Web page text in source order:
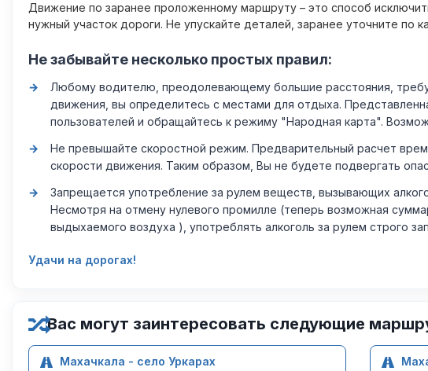
Движение по заранее проложенному маршруту – это способ
нужный участок дороги. Не упускайте деталей, заранее уточните по
Не забывайте несколько простых правил:
Любому водителю, преодолевающему большие расстояния,
движения, вы определитесь с местами для отдыха.
пользователей и обращайтесь к режиму "Народная карта".
Не превышайте скоростной режим. Предварительный расчет
скорости движения. Таким образом, Вы не будете подвергать
Запрещается употребление за рулем веществ, вызывающих
Несмотря на отмену нулевого промилле (теперь возможная
выдыхаемого воздуха ), употреблять алкоголь за рулем строго
Удачи на дорогах!
Вас могут заинтересовать следующие
Махачкала - село Уркарах